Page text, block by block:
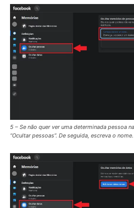
5 – Se não quer ver uma determinada pessoa
“Ocultar pessoas”. De seguida, escreva o nome.